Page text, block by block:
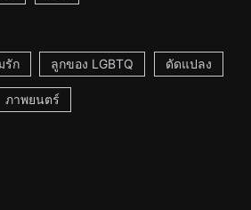
รัก ลูกของ LGBTQ ดัดแปลง
ภาพยนตร์